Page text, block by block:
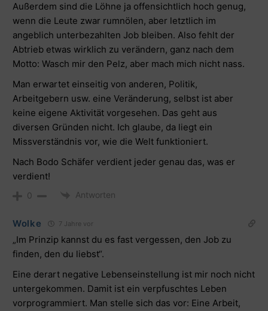
Außerdem sind die Löhne ja offensichtlich hoch genug,
wenn die Leute zwar rumnölen, aber letztlich im
angeblich unterbezahlten Job bleiben. Also fehlt der
Abtrieb etwas wirklich zu verändern, ganz nach dem
Motto: Wasch mir den Pelz, aber mach mich nicht nass.
Man erwartet einseitig von anderen, Politik,
Arbeitgebern usw. eine Veränderung, selbst ist aber
keine eigene Aktivität vorgesehen. Das geht aus
diversen Gründen nicht. Ich glaube, da liegt ein
Missverständnis vor, wie die Welt funktioniert.
Nach Bodo Schäfer verdient jeder genau das, was er
verdient!
0 Antworten
Wolke 7 Jahre vor
„Im Prinzip kannst du es fast vergessen, den Job zu
finden, den du liebst“.
Eine derart negative Lebenseinstellung ist mir noch nicht
untergekommen. Damit ist ein verpfuschtes Leben
vorprogrammiert. Man stelle sich das vor: Eine Arbeit,